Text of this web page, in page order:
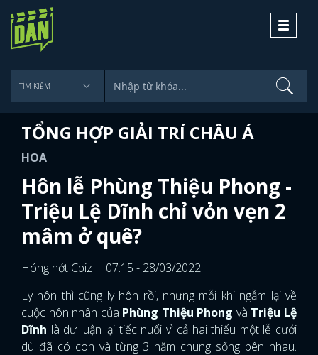
Toggle
TỔNG HỢP GIẢI TRÍ CHÂU Á
HOA
Hôn lễ Phùng Thiệu Phong -
Triệu Lệ Dĩnh chỉ vỏn vẹn 2
mâm ở quê?
Hóng hớt Cbiz
07:15 - 28/03/2022
Ly hôn thì cũng ly hôn rồi, nhưng mỗi khi ngẫm lại về
cuộc hôn nhân của Phùng Thiệu Phong và Triệu Lệ
Dĩnh là dư luận lại tiếc nuối vì cả hai thiếu một lễ cưới
dù đã có con và từng 3 năm chung sống bên nhau.